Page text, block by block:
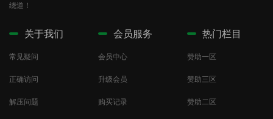
绕道！
关于我们
常见疑问
正确访问
解压问题
会员服务
会员中心
升级会员
购买记录
热门栏目
赞助一区
赞助三区
赞助二区